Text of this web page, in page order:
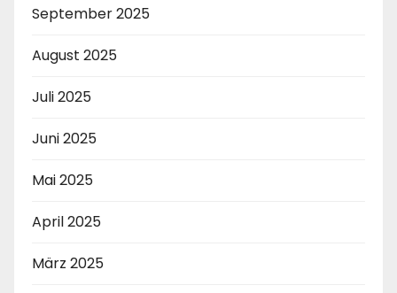
September 2025
August 2025
Juli 2025
Juni 2025
Mai 2025
April 2025
März 2025